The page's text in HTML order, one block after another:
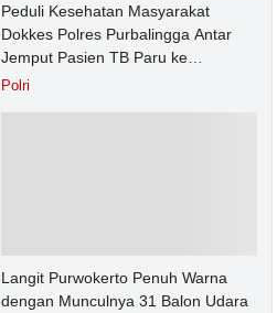
Peduli Kesehatan Masyarakat
Dokkes Polres Purbalingga Antar
Jemput Pasien TB Paru ke
Puskesmas
Polri
Langit Purwokerto Penuh Warna
dengan Munculnya 31 Balon Udara